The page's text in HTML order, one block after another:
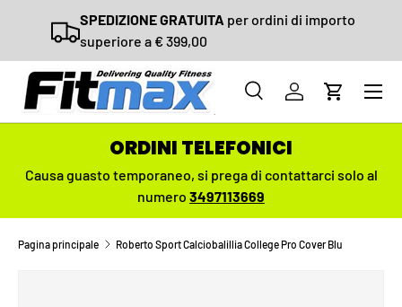
PASSA AI CONTENUTI
SPEDIZIONE GRATUITAper ordini di importo
superiore a € 399,00
CercaAccediCarrello
Menu
ORDINI TELEFONICI
Causa guasto temporaneo, si prega di contattarci solo al
numero 3497113669
Pagina principale Roberto Sport Calciobalillia College Pro Cover Blu